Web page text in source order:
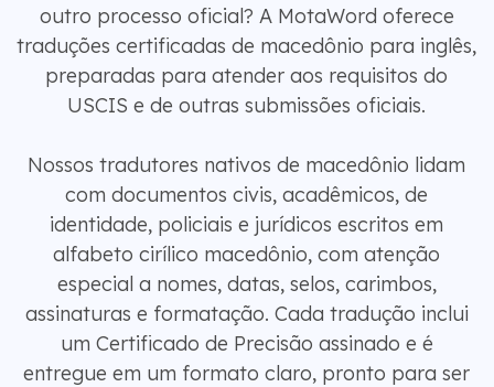
outro processo oficial? A MotaWord oferece
traduções certificadas de macedônio para inglês,
preparadas para atender aos requisitos do
USCIS e de outras submissões oficiais.
Nossos tradutores nativos de macedônio lidam
com documentos civis, acadêmicos, de
identidade, policiais e jurídicos escritos em
alfabeto cirílico macedônio, com atenção
especial a nomes, datas, selos, carimbos,
assinaturas e formatação. Cada tradução inclui
um Certificado de Precisão assinado e é
entregue em um formato claro, pronto para ser